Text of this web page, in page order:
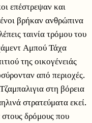
επέστρεψαν και
βρήκαν ανθρώπινα
ταινία τρόμου του
Αμπού Τάχα
της οικογένειάς
από περιοχές.
στη βόρεια
στρατεύματα εκεί.
στους δρόμους που